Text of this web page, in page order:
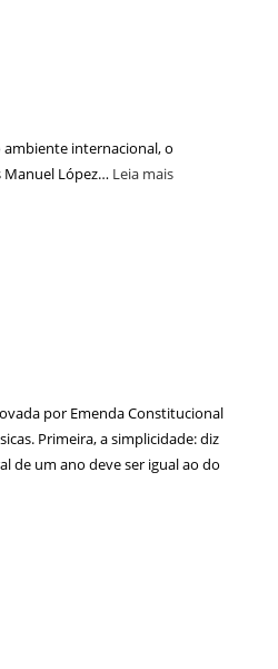
ambiente internacional, o
Manuel López… Leia mais
por Emenda Constitucional
Primeira, a simplicidade: diz
de um ano deve ser igual ao do